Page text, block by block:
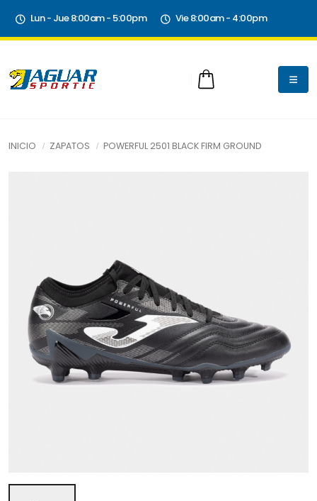
Lun - Jue 8:00am - 5:00pm Vie 8:00am - 4:00pm
INICIO ZAPATOS POWERFUL 2501 BLACK FIRM GROUND